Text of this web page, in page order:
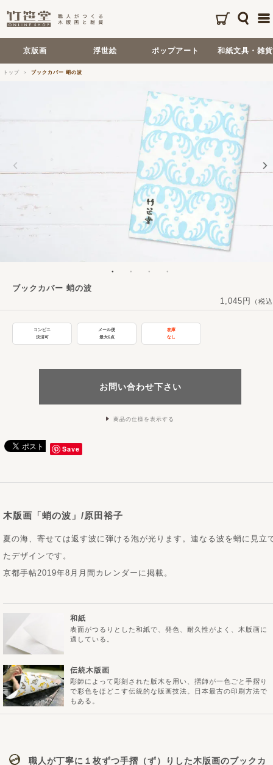
京版画 浮世絵 ポップアート 和紙文具・雑貨
トップ ブックカバー 蛸の波
ブックカバー 蛸の波
1,045円
（税
コンビニ
決済可
メール便
最大6点
在庫
なし
お問い合わせ下さい
商品の仕様を表示する
Save
伝統木版画
彫師によって彫刻された版木を用い、摺師が一色ごと手摺り
で彩色をほどこす伝統的な版画技法。日本最古の印刷方法で
もある。
和紙
表面がつるりとした和紙で、発色、耐久性がよく、木版画に
適している。
木版画「蛸の波」/原田裕子
夏の海、寄せては返す波に弾ける泡が光ります。連なる波を蛸に見立
たデザインです。
京都手帖2019年8月月間カレンダーに掲載。
職人が丁寧に１枚ずつ手摺（ず）りした木版画のブックカ